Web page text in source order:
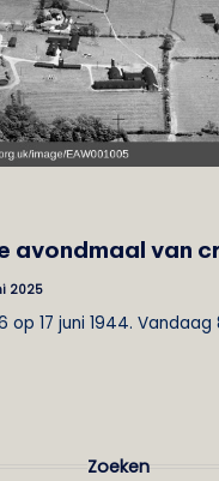
avondmaal van
2025
op 17 juni 1944. Vandaag
Zoeken